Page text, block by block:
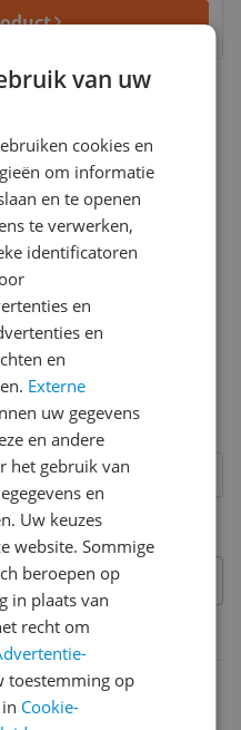
je graag je mening
het schrijven van je
duurt het schrijven
de 3 en 10 minuten.
bezoekers een betere
maand kans op
8
7
6
4
van uw
cookies en
om informatie
en te openen
te verwerken,
identificatoren
en
en
en
Externe
uw gegevens
en andere
het gebruik van
en
Uw keuzes
website. Sommige
beroepen op
in plaats van
recht om
toestemming op
Cookie-